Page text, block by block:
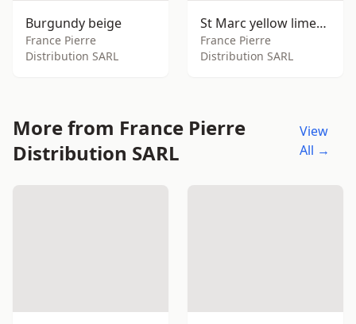
Burgundy beige
France Pierre
Distribution SARL
St Marc yellow limestone
France Pierre
Distribution SARL
More from France Pierre
Distribution SARL
View
All →